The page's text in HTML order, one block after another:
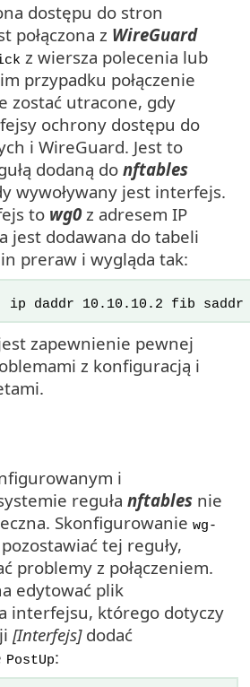
dostępu do stron
połączona z WireGuard
z wiersza polecenia lub
przypadku połączenie
zostać utracone, gdy
ochrony dostępu do
i WireGuard. Jest to
dodaną do nftables
wywoływany jest interfejs.
to wg0 z adresem IP
jest dodawana do tabeli
preraw i wygląda tak:
ip daddr 10.10.10.2 fib
zapewnienie pewnej
z konfiguracją i
i
reguła nftables nie
Skonfigurowanie wg-
tej reguły,
problemy z połączeniem.
edytować plik
interfejsu, którego dotyczy
[Interfejs]dodać
PostUp: